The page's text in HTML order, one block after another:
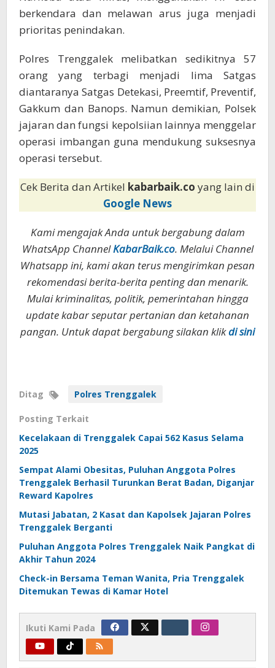
berkendara dan melawan arus juga menjadi
prioritas penindakan.
Polres Trenggalek melibatkan sedikitnya 57
orang yang terbagi menjadi lima Satgas
diantaranya Satgas Detekasi, Preemtif, Preventif,
Gakkum dan Banops. Namun demikian, Polsek
jajaran dan fungsi kepolsiian lainnya menggelar
operasi imbangan guna mendukung suksesnya
operasi tersebut.
Cek Berita dan Artikel kabarbaik.co yang lain di
Google News
Kami mengajak Anda untuk bergabung dalam
WhatsApp ChannelKabarBaik.co. Melalui Channel
Whatsapp ini, kami akan terus mengirimkan pesan
rekomendasi berita-berita penting dan menarik.
Mulai kriminalitas, politik, pemerintahan hingga
update kabar seputar pertanian dan ketahanan
pangan. Untuk dapat bergabung silakan klikdi sini
Ditag Polres Trenggalek
Posting Terkait
Kecelakaan di Trenggalek Capai 562 Kasus Selama
2025
Sempat Alami Obesitas, Puluhan Anggota Polres
Trenggalek Berhasil Turunkan Berat Badan, Diganjar
Reward Kapolres
Mutasi Jabatan, 2 Kasat dan Kapolsek Jajaran Polres
Trenggalek Berganti
Puluhan Anggota Polres Trenggalek Naik Pangkat di
Akhir Tahun 2024
Check-in Bersama Teman Wanita, Pria Trenggalek
Ditemukan Tewas di Kamar Hotel
Ikuti Kami Pada